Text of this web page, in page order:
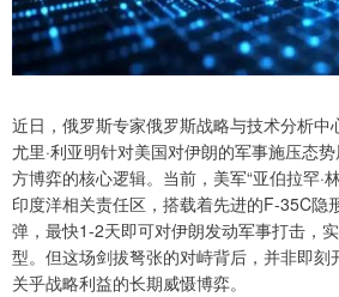
近日，俄罗斯专家俄罗斯战略与技术分析中
尤里·利亚明针对美国对伊朗的军事施压态
方博弈的核心逻辑。当前，美军“亚伯拉罕·
印度洋相关责任区，搭载着先进的F-35C隐
弹，最快1-2天即可对伊朗发动军事打击，
型。但这场剑拔弩张的对峙背后，并非即刻
关乎战略利益的长期威慑博弈。